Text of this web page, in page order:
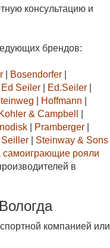
консультацию и
брендов:
Bosendorfer
Ed Seiler Ed.Seiler
Hoffmann
Kohler & Campbell
Pramberger
Seiller
Steinway & Sons
самоиграющие рояли
в
компанией или